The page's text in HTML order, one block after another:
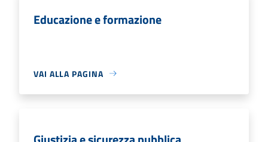
Educazione e formazione
VAI ALLA PAGINA